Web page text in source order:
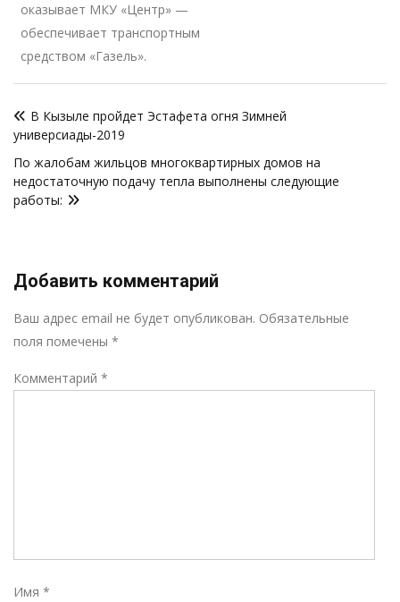
оказывает МКУ «Центр» —
обеспечивает транспортным
средством «Газель».
по
записям
В Кызыле пройдет Эстафета огня Зимней
универсиады-2019
По жалобам жильцов многоквартирных домов на
недостаточную подачу тепла выполнены следующие
работы:
Добавить комментарий
Ваш адрес email не будет опубликован. Обязательные
поля помечены *
Комментарий *
Имя *